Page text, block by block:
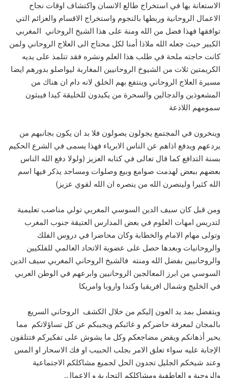
الاستعانة بها في استخراج طالع الانسان واكتشاف اوقات نجاح
الاعمال الروحانية وربطها بالنجوم واستخراج الاقسام والعزائم التي
توافقها فهذا فضل من الله ومنة على هذا الشيخ الروحاني المغربي
الكبير حيث جعله الله ملاذا أمنا لكل محتاج الى العلاج الروحاني ولمن
كانت حاجته ملحة في طلب هذا العلم ونشره فقد تتلمذ على يديه
الكريمتين ثلات من الشيوخ الروحانيين المغاربة ليواصلو بدورهم ايضا
مسيرة العلاج الروحاني وينتفع بهم الخلق لانه دام ان هناك من
المشعوذين والدجالين والسحرة من يكيدون للخليقة كيدا فيبثون
سمومهم اللاذعة
وينخرون في المجتمع يجولون يصولون فلا بد ان يكون بجانبهم من
يردعهم ويدفع اذاهم عن الناس الابرياء فهذا يسمى في الشرع الحكيم
بسنة التدافع كما قال تعالى في كتابه العزيز (ولولا دفع الله الناس
بعضهم ببعض لهدمت صوامع وبيع وصلوات ومساجد يذكر فيها اسم
الله كثيرا ولينصرن الله من ينصره ان الله لقوي عزيز)
ومن قبل كان سيف الدين السوسي المغربي تولي مناصب تعليمية
لتدريس امهات العلوم في بعض المدارس العتيقة جنوب المغرب
وتولى مهام الامام والخطابة وكان محاضرا في دروس الفلك
والروحانيات وبعدها حصل على عضوية الاتحاد العالمي للفلكيين
والروحانيين بفضل الله ومنته فالشيخ الروحاني المغربي سيف الدين
السوسي من ابرز المعالجين الروحانيين وابرعهم في الوطن العربي
في الخليج وشمال افريقيا وكندا واروبا وامريكا
ويتفضل بمد يد العون إليكم من خلال الكشف الروحاني السريع
بالمجان لمعرفة حاضركم و غائبكم ويجيبكم عن كل تساؤلاتكم مما
يحير أذهانكم ويقض مضاجعكم وكل ما يشوش على تفكيركم فتتلقون
الإجابة عليه سواء تعلق الامر بجلب الحبيب او فك الاسحار او المس
وعند شيخكم الجليل تجدون الحل لجميع مشاكلكم الاجتماعية
والزوجية و العاطفية ومشاكلكم التجارية و الاعمال.